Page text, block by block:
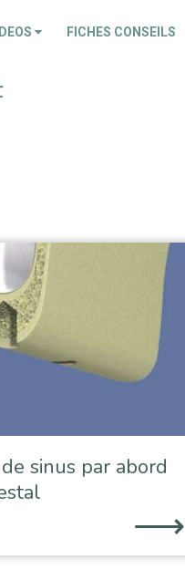
FICHES CONSEILS
sinus par abord
⟶